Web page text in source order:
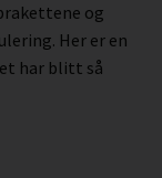
og
Her er en
har blitt så